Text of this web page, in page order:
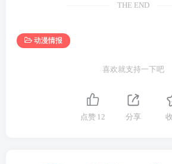
THE END
动漫情报
喜欢就支持一下吧
点赞 12 分享